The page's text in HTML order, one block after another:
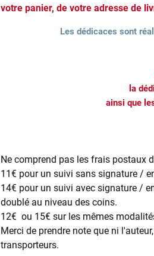
votre panier, de votre adresse de
Les dédicaces sont
la
ainsi que
Ne comprend pas les frais postaux
11€ pour un suivi sans signature /
14€ pour un suivi avec signature /
doublé au niveau des coins.
12€ ou 15€ sur les mêmes
Merci de prendre note que ni
transporteurs.